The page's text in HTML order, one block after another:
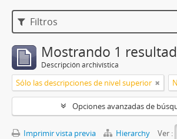
Filtros
Mostrando 1
Descripción archivística
Sólo las descripciones de nivel superior
Opciones avanzadas de
Imprimir vista previa Hierarchy
Ver :